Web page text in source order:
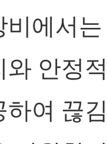
에서
안정
하여 끊